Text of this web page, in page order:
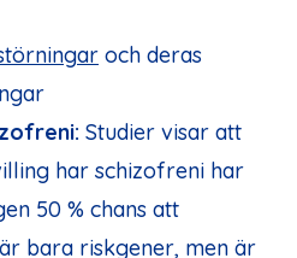
och deras
Studier visar att
har schizofreni har
50 % chans att
bara riskgener, men är